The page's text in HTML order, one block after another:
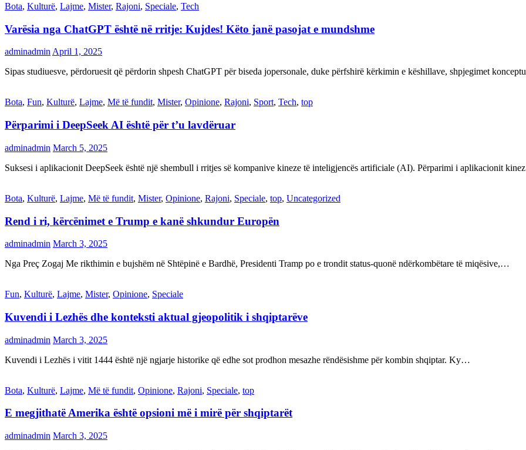
Bota, Kulturë, Lajme, Mister, Rajoni, Speciale, Tech
Varësia nga ChatGPT është në rritje: Kujdes! Këto janë pasojat e mundshme
adminadmin April 1, 2025
Sipas studiuesve, përdoruesit që përdorin shpesh ChatGPT për biseda jopersonale, duke përfshirë kërkimin e këshillave, shpjegimet
Bota, Fun, Kulturë, Lajme, Më të fundit, Mister, Opinione, Rajoni, Sport, Tech, top
Përparimi i DeepSeek AI është për t’u lavdëruar
adminadmin March 5, 2025
Suksesi i aplikacionit DeepSeek është një shembull i rritjes së kompanive kineze të inteligjencës artificiale (AI). Përparimi i aplikacionit
Bota, Kulturë, Lajme, Më të fundit, Mister, Opinione, Rajoni, Speciale, top, Uncategorized
Rend i ri, kërcënimet e Trump e kanë shkundur Europën
adminadmin March 3, 2025
Nga Preç Zogaj Me rikthimin e bujshëm në Shtëpinë e Bardhë, Presidenti Tramp po e trondit status-quonë ndërkombëtare të miqësive,…
Fun, Kulturë, Lajme, Mister, Opinione, Speciale
Kuvendi i Lezhës dhe konteksti aktual gjeopolitik i shqiptarëve
adminadmin March 3, 2025
Kuvendi i Lezhës i vitit 1444 është një ngjarje historike që edhe sot prodhon mesazhe rëndësishme për kombin shqiptar. Ky…
Bota, Kulturë, Lajme, Më të fundit, Opinione, Rajoni, Speciale, top
E megjithatë Amerika është opsioni më i mirë për shqiptarët
adminadmin March 3, 2025